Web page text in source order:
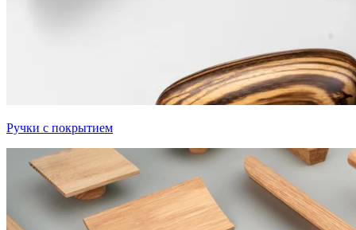
Ручки с покрытием